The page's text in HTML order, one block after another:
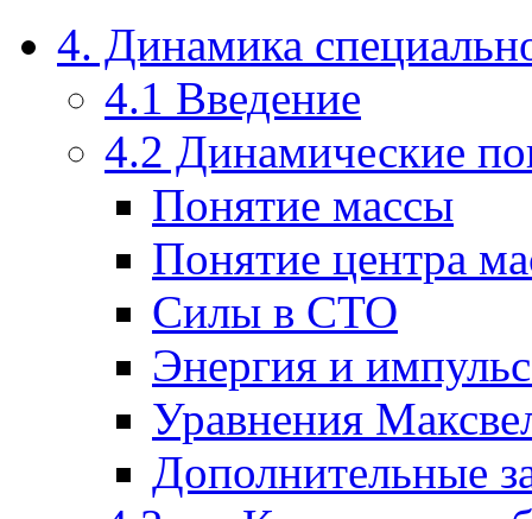
4. Динамика
4.1 Введение
4.2 Динамические
Понятие массы
Понятие центра
Силы в СТО
Энергия и
Уравнения
Дополнительные